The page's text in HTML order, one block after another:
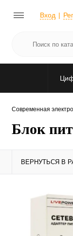
Вход
Современная
Блок
ВЕРНУТЬСЯ В